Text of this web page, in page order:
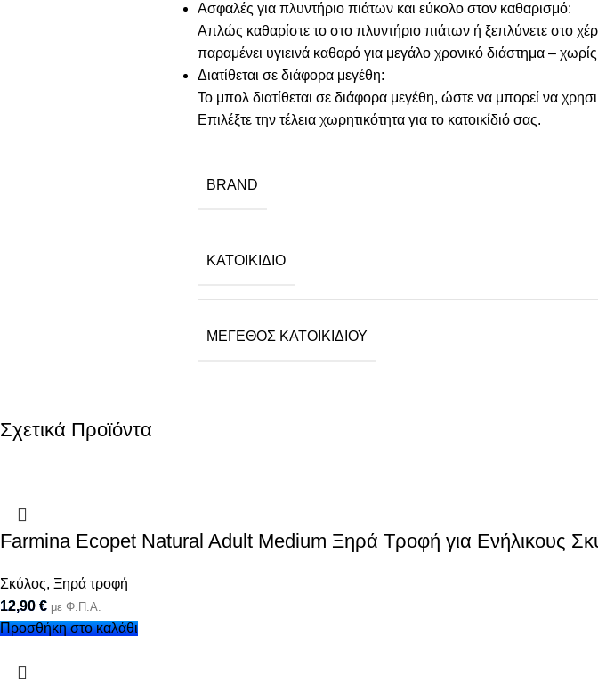
Ασφαλές για πλυντήριο πιάτων και εύκολο στον καθαρισμό:
Απλώς καθαρίστε το στο πλυντήριο πιάτων ή ξεπλύνετε στο
παραμένει υγιεινά καθαρό για μεγάλο χρονικό διάστημα –
Διατίθεται σε διάφορα μεγέθη:
Το μπολ διατίθεται σε διάφορα μεγέθη, ώστε να μπορεί να
Επιλέξτε την τέλεια χωρητικότητα για το κατοικίδιό σας.
BRAND
ΚΑΤΟΙΚΊΔΙΟ
ΜΈΓΕΘΟΣ ΚΑΤΟΙΚΙΔΊΟΥ
Σχετικά Προϊόντα
Farmina Ecopet Natural Adult Medium Ξηρά Τροφή για Ενήλικους
Σκύλος, Ξηρά τροφή
12,90 € με Φ.Π.Α.
Προσθήκη στο καλάθι